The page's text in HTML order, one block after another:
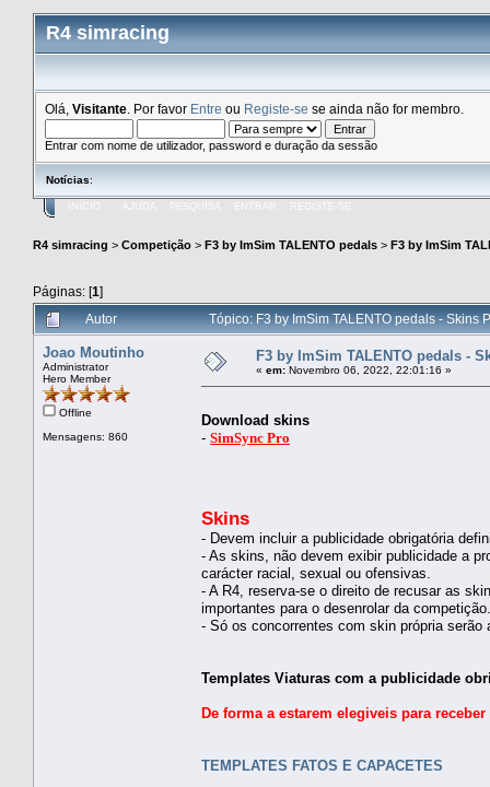
R4 simracing
Olá, Visitante . Por favor Entre ou Registe-se se ainda não for membro.
Entrar com nome de utilizador, password e duração da sessão
Notícias:
R4 simracing > Competição > F3 by ImSim TALENTO pedals > F3 by ImSim
Páginas: [1]
Autor
Tópico: F3 by ImSim TALENTO pedals -
Joao Moutinho
Administrator
Hero Member
Offline
Mensagens: 860
F3 by ImSim TALENTO pedals -
« em: Novembro 06, 2022, 22:01:16 »
Download skins
- SimSync Pro
Skins
- Devem incluir a publicidade obrigatória
- As skins, não devem exibir publicidade a
carácter racial, sexual ou ofensivas.
- A R4, reserva-se o direito de recusar as
importantes para o desenrolar da competição.
- Só os concorrentes com skin própria
Templates Viaturas com a publicidade
De forma a estarem elegiveis para
TEMPLATES FATOS E CAPACETES